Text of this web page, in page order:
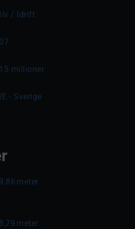
/ Idrift
millioner
- Sverige
meter
meter